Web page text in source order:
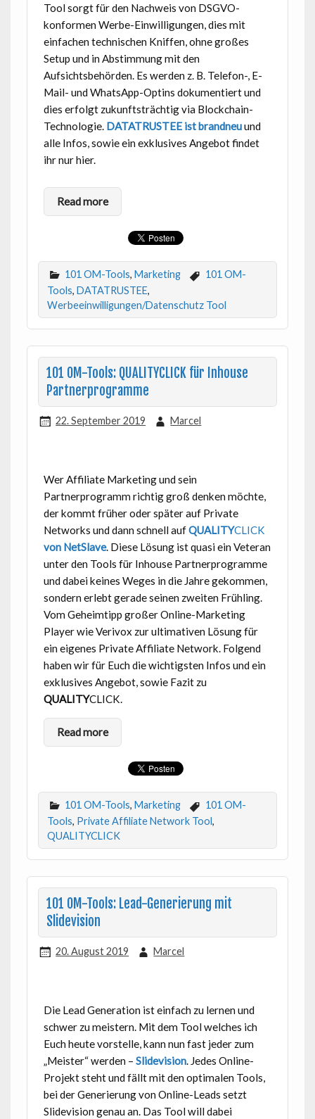
Tool sorgt für den Nachweis von DSGVO-
konformen Werbe-Einwilligungen, dies mit
einfachen technischen Kniffen, ohne großes
Setup und in Abstimmung mit den
Aufsichtsbehörden. Es werden z. B. Telefon-, E-
Mail- und WhatsApp-Optins dokumentiert und
dies erfolgt zukunftsträchtig via Blockchain-
Technologie. DATATRUSTEE ist brandneuund
alle Infos, sowie ein exklusives Angebot findet
ihr nur hier.
Read more
101 OM-Tools, Marketing
101 OM-
Tools, DATATRUSTEE,
Werbeeinwilligungen/Datenschutz Tool
101 OM-Tools: QUALITYCLICK für Inhouse
Partnerprogramme
22. September 2019 Marcel
Wer Affiliate Marketing und sein
Partnerprogramm richtig groß denken möchte,
der kommt früher oder später auf Private
Networks und dann schnell aufQUALITYCLICK
von NetSlave. Diese Lösung ist quasi ein Veteran
unter den Tools für Inhouse Partnerprogramme
und dabei keines Weges in die Jahre gekommen,
sondern erlebt gerade seinen zweiten Frühling.
Vom Geheimtipp großer Online-Marketing
Player wie Verivox zur ultimativen Lösung für
ein eigenes Private Affiliate Network. Folgend
haben wir für Euch die wichtigsten Infos und ein
exklusives Angebot, sowie Fazit zu
QUALITYCLICK.
Read more
101 OM-Tools, Marketing
101 OM-
Tools, Private Affiliate Network Tool,
QUALITYCLICK
101 OM-Tools: Lead-Generierung mit
Slidevision
20. August 2019 Marcel
Die Lead Generation ist einfach zu lernen und
schwer zu meistern. Mit dem Tool welches ich
Euch heute vorstelle, kann nun fast jeder zum
„Meister“ werden – Slidevision. Jedes Online-
Projekt steht und fällt mit den optimalen Tools,
bei der Generierung von Online-Leads setzt
Slidevision genau an. Das Tool will dabei